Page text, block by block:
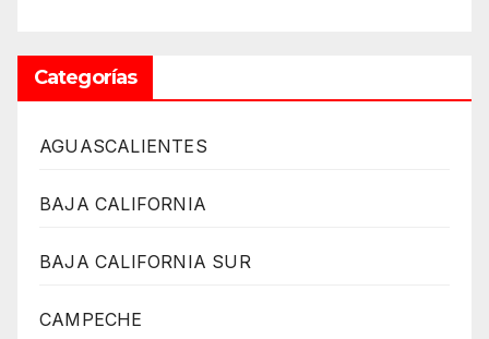
Categorías
AGUASCALIENTES
BAJA CALIFORNIA
BAJA CALIFORNIA SUR
CAMPECHE